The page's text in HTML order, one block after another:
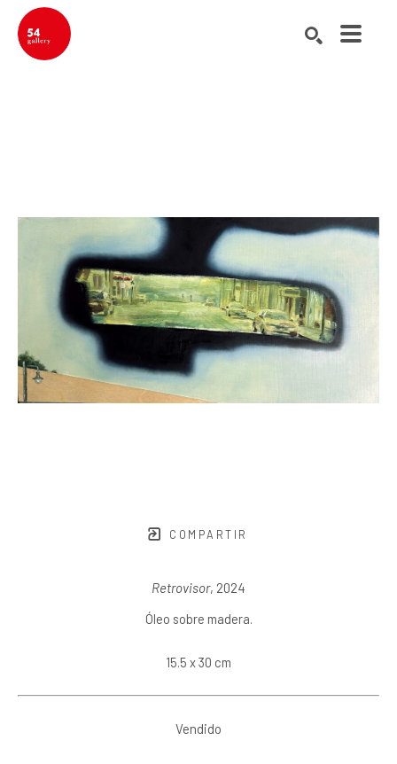
COMPARTIR
Retrovisor, 2024
Óleo sobre madera.
15.5 x 30 cm
Vendido